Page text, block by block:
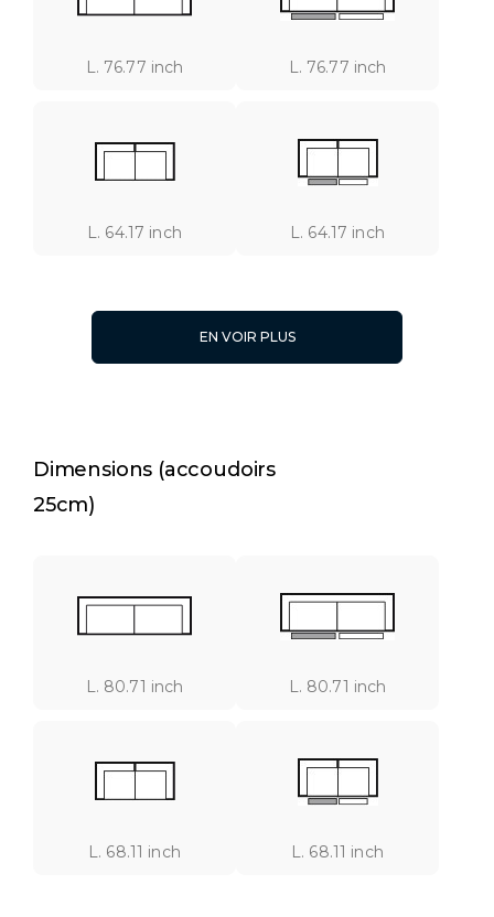
L. 76.77 inch L. 76.77 inch
L. 64.17 inch L. 64.17 inch
EN VOIR PLUS
Dimensions (accoudoirs
25cm)
L. 80.71 inch L. 80.71 inch
L. 68.11 inch L. 68.11 inch